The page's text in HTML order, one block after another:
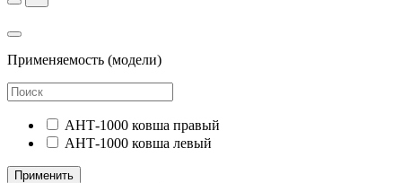
Применяемость (модели)
АНТ-1000 ковша правый
АНТ-1000 ковша левый
Применить